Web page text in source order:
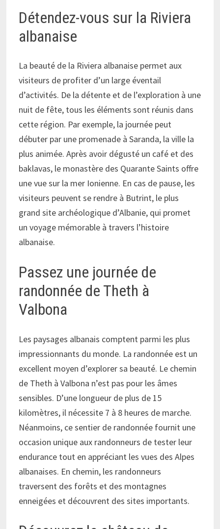
Détendez-vous sur la Riviera
albanaise
La beauté de la Riviera albanaise permet aux
visiteurs de profiter d’un large éventail
d’activités. De la détente et de l’exploration à une
nuit de fête, tous les éléments sont réunis dans
cette région. Par exemple, la journée peut
débuter par une promenade à Saranda, la ville la
plus animée. Après avoir dégusté un café et des
baklavas, le monastère des Quarante Saints offre
une vue sur la mer Ionienne. En cas de pause, les
visiteurs peuvent se rendre à Butrint, le plus
grand site archéologique d’Albanie, qui promet
un voyage mémorable à travers l’histoire
albanaise.
Passez une journée de
randonnée de Theth à
Valbona
Les paysages albanais comptent parmi les plus
impressionnants du monde. La randonnée est un
excellent moyen d’explorer sa beauté. Le chemin
de Theth à Valbona n’est pas pour les âmes
sensibles. D’une longueur de plus de 15
kilomètres, il nécessite 7 à 8 heures de marche.
Néanmoins, ce sentier de randonnée fournit une
occasion unique aux randonneurs de tester leur
endurance tout en appréciant les vues des Alpes
albanaises. En chemin, les randonneurs
traversent des forêts et des montagnes
enneigées et découvrent des sites importants.